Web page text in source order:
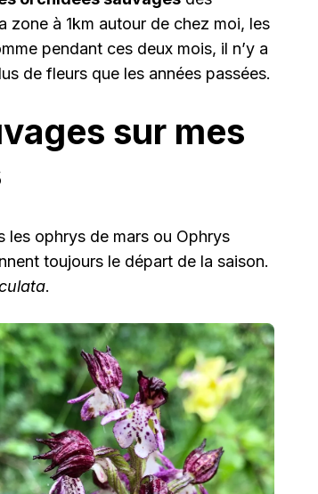
à 1km autour de chez moi, les
pendant ces deux mois, il n’y a
de fleurs que les années passées.
sur mes
les ophrys de mars ou Ophrys
toujours le départ de la saison.
.